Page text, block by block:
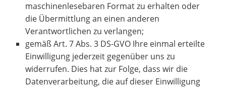
maschinenlesebaren Format zu erhalten oder
die Übermittlung an einen anderen
Verantwortlichen zu verlangen;
gemäß Art. 7 Abs. 3 DS-GVO Ihre einmal erteilte
Einwilligung jederzeit gegenüber uns zu
widerrufen. Dies hat zur Folge, dass wir die
Datenverarbeitung, die auf dieser Einwilligung